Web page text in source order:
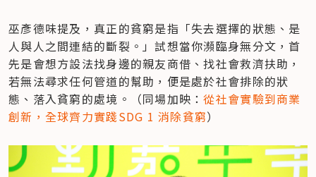
巫彥德味提及，真正的貧窮是指「失去選擇的狀態、是
人與人之間連結的斷裂。」試想當你瀕臨身無分文，首
先是會想方設法找身邊的親友商借、找社會救濟扶助，
若無法尋求任何管道的幫助，便是處於社會排除的狀
態、落入貧窮的處境。（同場加映：從社會實驗到商業
創新，全球齊力實踐SDG 1 消除貧窮）